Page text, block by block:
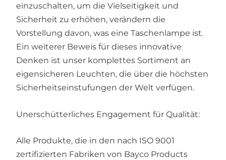
einzuschalten, um die Vielseitigkeit und
Sicherheit zu erhöhen, verändern die
Vorstellung davon, was eine Taschenlampe ist.
Ein weiterer Beweis für dieses innovative
Denken ist unser komplettes Sortiment an
eigensicheren Leuchten, die über die höchsten
Sicherheitseinstufungen der Welt verfügen.
Unerschütterliches Engagement für Qualität:
Alle Produkte, die in den nach ISO 9001
zertifizierten Fabriken von Bayco Products